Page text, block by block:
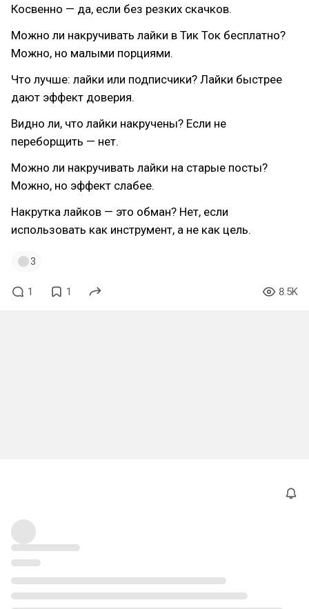
Косвенно — да, если без резких скачков.
Можно ли накручивать лайки в Тик Ток бесплатно?
Можно, но малыми порциями.
Что лучше: лайки или подписчики? Лайки быстрее
дают эффект доверия.
Видно ли, что лайки накручены? Если не
переборщить — нет.
Можно ли накручивать лайки на старые посты?
Можно, но эффект слабее.
Накрутка лайков — это обман? Нет, если
использовать как инструмент, а не как цель.
3
1 1 8.5K